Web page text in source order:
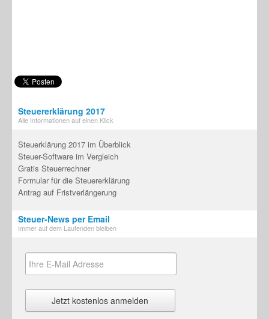
Steuererklärung 2017
Alle Informationen auf einen Klick
Steuerklärung 2017 im Überblick
Steuer-Software im Vergleich
Gratis Steuerrechner
Formular für die Steuererklärung
Antrag auf Fristverlängerung
Steuer-News per Email
Immer auf dem Laufenden bleiben